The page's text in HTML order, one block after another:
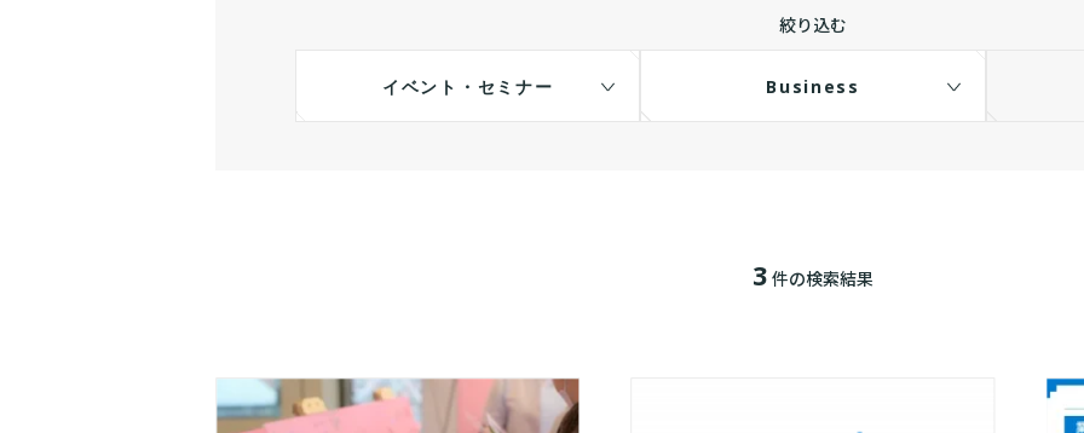
絞り込む
イベント・セミナー Business
3 件の検索結果